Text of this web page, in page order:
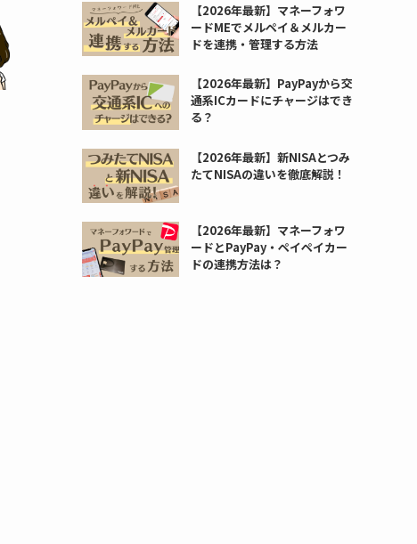
【2026年最新】マネーフォワ
ードMEでメルペイ＆メルカー
ドを連携・管理する方法
【2026年最新】PayPayから交
通系ICカードにチャージはでき
る？
【2026年最新】新NISAとつみ
たてNISAの違いを徹底解説！
【2026年最新】マネーフォワ
ードとPayPay・ペイペイカー
ドの連携方法は？